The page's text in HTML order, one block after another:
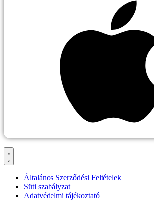
Általános Szerződési Feltételek
Süti szabályzat
Adatvédelmi tájékoztató